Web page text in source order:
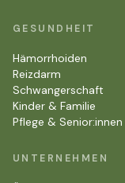
GESUNDHEIT
Hämorrhoiden
Reizdarm
Schwangerschaft
Kinder & Familie
Pflege & Senior:innen
UNTERNEHMEN